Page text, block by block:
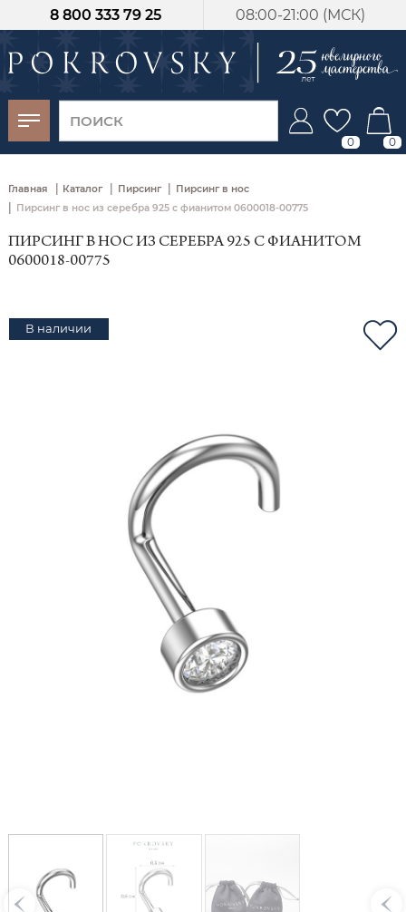
08:00-21:00 (МСК)
8 800 333 79 25
0 0
Главная | Каталог | Пирсинг | Пирсинг в нос
| Пирсинг в нос из серебра 925 с фианитом 0600018-00775
ПИРСИНГ В НОС ИЗ СЕРЕБРА 925 С ФИАНИТОМ
0600018-00775
В наличии
-30%
от 15 дней с
момента оплаты